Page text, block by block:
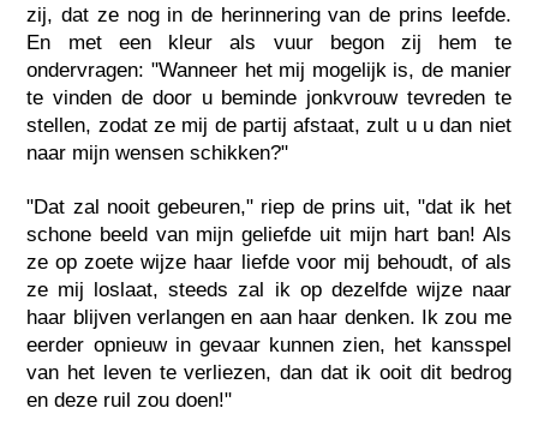
zij, dat ze nog in de herinnering van de prins leefde.
En met een kleur als vuur begon zij hem te
ondervragen: "Wanneer het mij mogelijk is, de manier
te vinden de door u beminde jonkvrouw tevreden te
stellen, zodat ze mij de partij afstaat, zult u u dan niet
naar mijn wensen schikken?"
"Dat zal nooit gebeuren," riep de prins uit, "dat ik het
schone beeld van mijn geliefde uit mijn hart ban! Als
ze op zoete wijze haar liefde voor mij behoudt, of als
ze mij loslaat, steeds zal ik op dezelfde wijze naar
haar blijven verlangen en aan haar denken. Ik zou me
eerder opnieuw in gevaar kunnen zien, het kansspel
van het leven te verliezen, dan dat ik ooit dit bedrog
en deze ruil zou doen!"